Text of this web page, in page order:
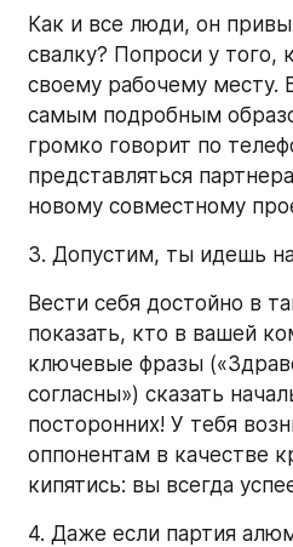
Как и все люди, он
свалку? Попроси у того,
своему рабочему месту.
самым подробным
громко говорит по
представляться
новому совместному
3. Допустим, ты идешь
Вести себя достойно в
показать, кто в вашей
ключевые фразы
согласны») сказать
посторонних! У тебя
оппонентам в качестве
кипятись: вы всегда
4. Даже если партия